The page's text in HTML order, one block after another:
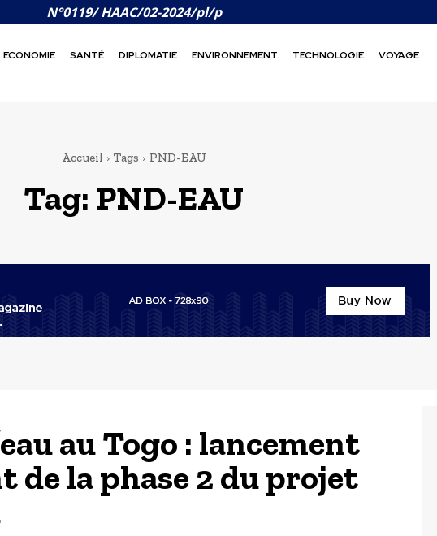
N°0119/ HAAC/02-2024/pl/p
ECONOMIE SANTÉ DIPLOMATIE ENVIRONNEMENT TECHNOLOGIE VOYAGE
Accueil Tags PND-EAU
Tag: PND-EAU
au Togo : lancement
de la phase 2 du projet